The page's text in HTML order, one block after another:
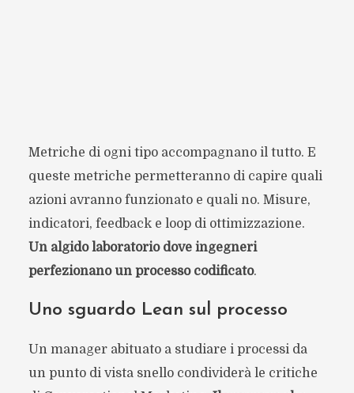
Metriche di ogni tipo accompagnano il tutto. E
queste metriche permetteranno di capire quali
azioni avranno funzionato e quali no. Misure,
indicatori, feedback e loop di ottimizzazione.
Un algido laboratorio dove ingegneri
perfezionano un processo codificato.
Uno sguardo Lean sul processo
Un manager abituato a studiare i processi da
un punto di vista snello condividerà le critiche